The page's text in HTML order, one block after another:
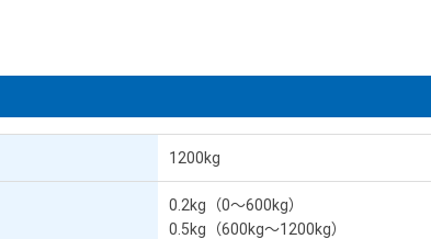
1200kg
0.2kg（0～600kg）
0.5kg（600kg～1200kg）